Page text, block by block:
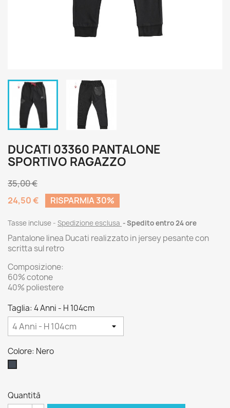
DUCATI 03360 PANTALONE
SPORTIVO RAGAZZO
35,00 €
24,50 €
RISPARMIA 30%
Tasse incluse Spedizione esclusa Spedito entro 24 ore
Pantalone linea Ducati realizzato in jersey pesante con
scritta sul retro
Composizione:
60% cotone
40% poliestere
Taglia: 4 Anni - H 104cm
Colore: Nero
Quantità